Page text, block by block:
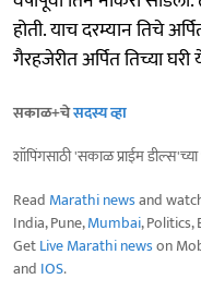
होती. याच दरम्यान तिचे
गैरहजेरीत अर्पित तिच्या
सकाळ+चेसदस्य व्हा
शॉपिंगसाठी 'सकाळ प्राईम
Read Marathi newsand
India, Pune,Mumbai, Politics,
GetLive Marathi newson
and IOS.